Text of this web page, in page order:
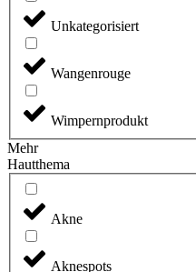
Unkategorisiert
Wangenrouge
Wimpernprodukt
Mehr
Hautthema
Akne
Aknespots